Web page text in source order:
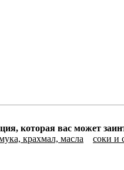
которая вас может
крахмал, масла
cоки и